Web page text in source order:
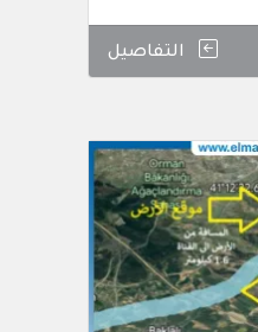
التفاصيل